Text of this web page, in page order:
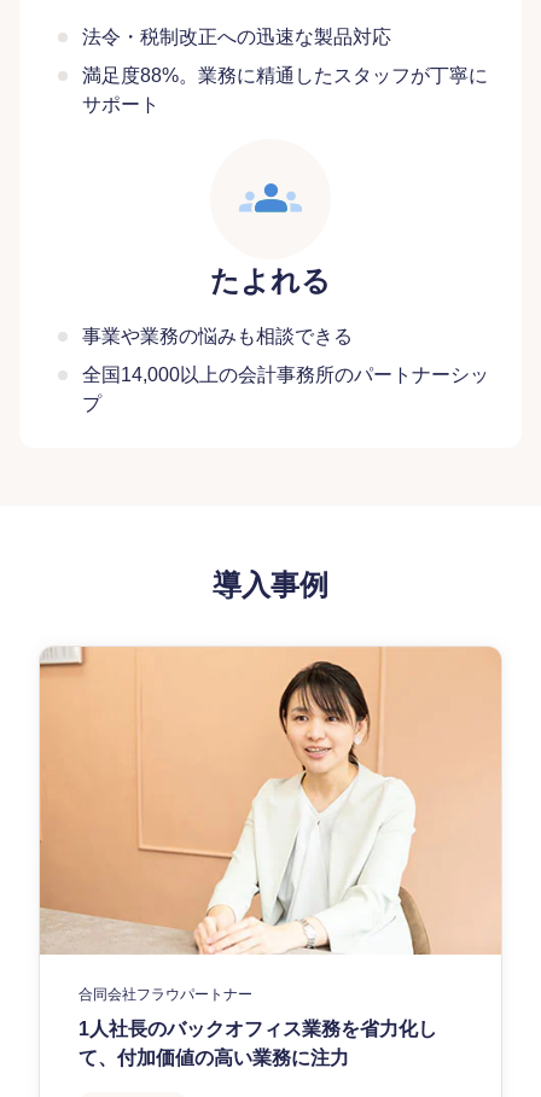
法令・税制改正への迅速な製品対応
満足度88%。業務に精通したスタッフが丁寧に
サポート
たよれる
事業や業務の悩みも相談できる
全国14,000以上の会計事務所のパートナーシッ
プ
導入事例
合同会社フラウパートナー
1人社長のバックオフィス業務を省力化し
て、付加価値の高い業務に注力